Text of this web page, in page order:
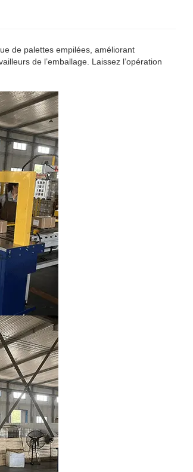
de palettes empilées, améliorant
de l’emballage. Laissez l’opération